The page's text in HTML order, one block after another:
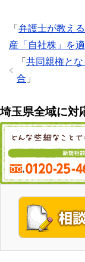
「 弁護士が教え
産「自社株」を
「 共同親権と
合 」
埼玉県全域に対